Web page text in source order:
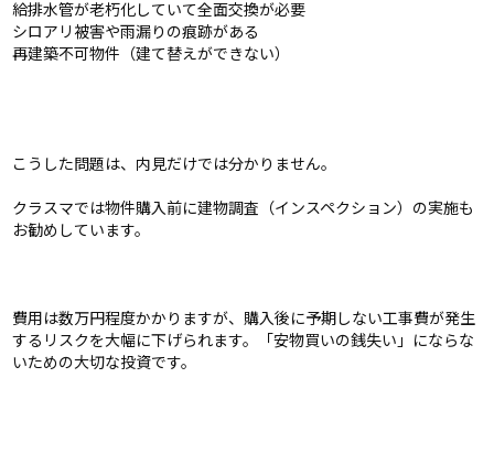
給排水管が老朽化していて全面交換が必要
シロアリ被害や雨漏りの痕跡がある
再建築不可物件（建て替えができない）
こうした問題は、内見だけでは分かりません。
クラスマでは物件購入前に建物調査（インスペクション）の実施も
お勧めしています。
費用は数万円程度かかりますが、購入後に予期しない工事費が発生
するリスクを大幅に下げられます。「安物買いの銭失い」にならな
いための大切な投資です。